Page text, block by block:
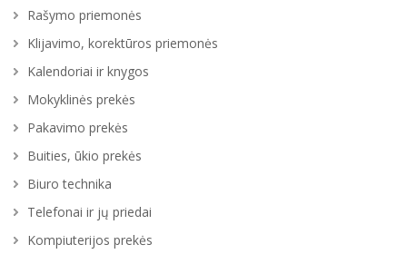
Rašymo priemonės
Klijavimo, korektūros priemonės
Kalendoriai ir knygos
Mokyklinės prekės
Pakavimo prekės
Buities, ūkio prekės
Biuro technika
Telefonai ir jų priedai
Kompiuterijos prekės